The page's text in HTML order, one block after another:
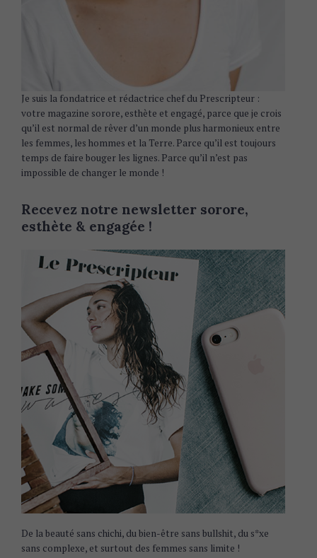
Je suis la fondatrice et rédactrice chef du Prescripteur :
votre magazine sorore, esthète et engagé, parce que je crois
qu’il est normal de rêver d’un monde plus harmonieux entre
les femmes, les hommes et la Terre. Parce qu’il est toujours
temps de faire bouger les lignes. Parce qu’il n’est pas
impossible de changer le monde !
Recevez notre newsletter sorore,
esthète & engagée !
De la beauté sans chichi, du bien-être sans bullshit, du s*xe
sans complexe, et surtout des femmes sans limite !